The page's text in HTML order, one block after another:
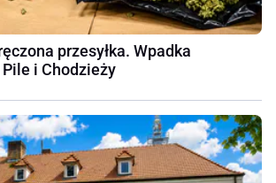
przesyłka. Wpadka
i Chodzieży